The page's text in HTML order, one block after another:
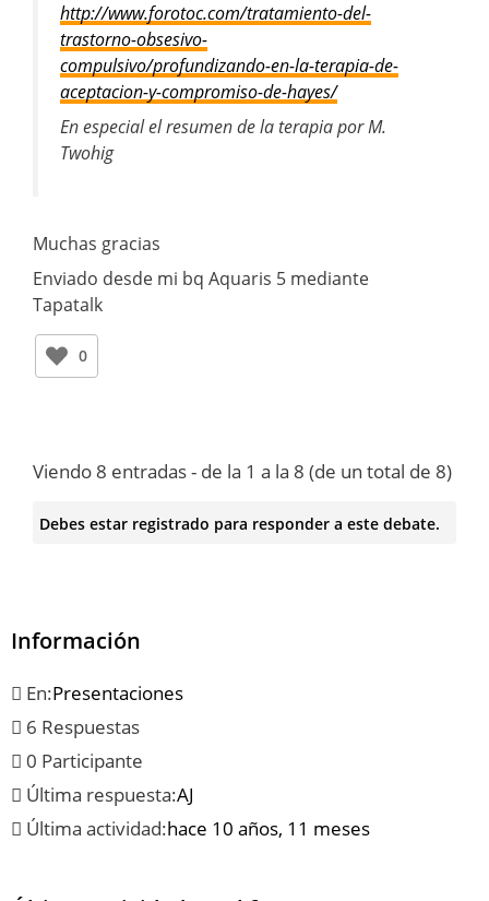
http://www.forotoc.com/tratamiento-del-
trastorno-obsesivo-
compulsivo/profundizando-en-la-terapia-de-
aceptacion-y-compromiso-de-hayes/
En especial el resumen de la terapia por M.
Twohig
Muchas gracias
Enviado desde mi bq Aquaris 5 mediante
Tapatalk
0
Viendo 8 entradas - de la 1 a la 8 (de un total de 8)
Debes estar registrado para responder a este debate.
Información
En:Presentaciones
6 Respuestas
0 Participante
Última respuesta:AJ
Última actividad:hace 10 años, 11 meses